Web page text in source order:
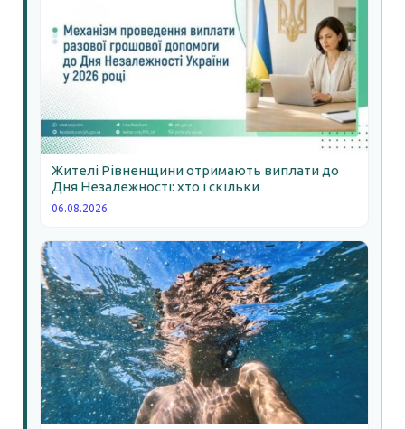
Жителі Рівненщини отримають виплати до
Дня Незалежності: хто і скільки
06.08.2026